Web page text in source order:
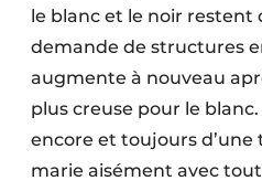
le blanc et le noir restent
demande de structures
augmente à nouveau
plus creuse pour le blanc.
encore et toujours
marie aisément avec